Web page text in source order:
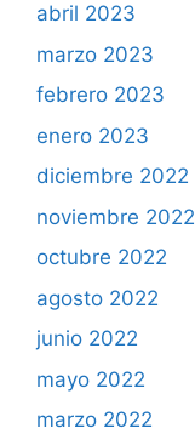
abril 2023
marzo 2023
febrero 2023
enero 2023
diciembre 2022
noviembre 2022
octubre 2022
agosto 2022
junio 2022
mayo 2022
marzo 2022